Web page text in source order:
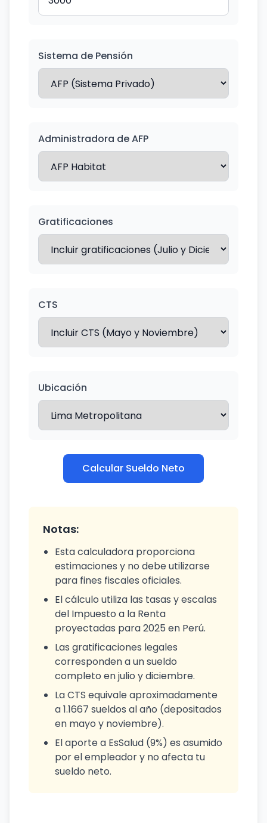
Sistema de Pensión
Administradora de AFP
Gratificaciones
CTS
Ubicación
Calcular Sueldo Neto
Notas:
Esta calculadora proporciona
estimaciones y no debe utilizarse
para fines fiscales oficiales.
El cálculo utiliza las tasas y escalas
del Impuesto a la Renta
proyectadas para 2025 en Perú.
Las gratificaciones legales
corresponden a un sueldo
completo en julio y diciembre.
La CTS equivale aproximadamente
a 1.1667 sueldos al año (depositados
en mayo y noviembre).
El aporte a EsSalud (9%) es asumido
por el empleador y no afecta tu
sueldo neto.